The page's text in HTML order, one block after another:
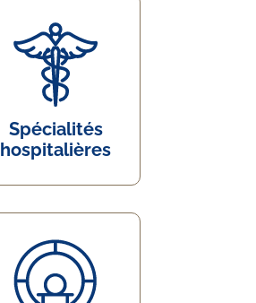
Spécialités
hospitalières